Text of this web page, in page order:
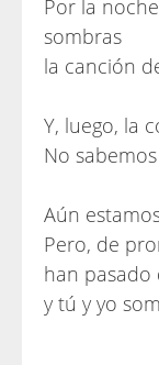
Por la
sombras
la canción
Y, luego, la
No
Aún
Pero, de
han pasado
y tú y yo